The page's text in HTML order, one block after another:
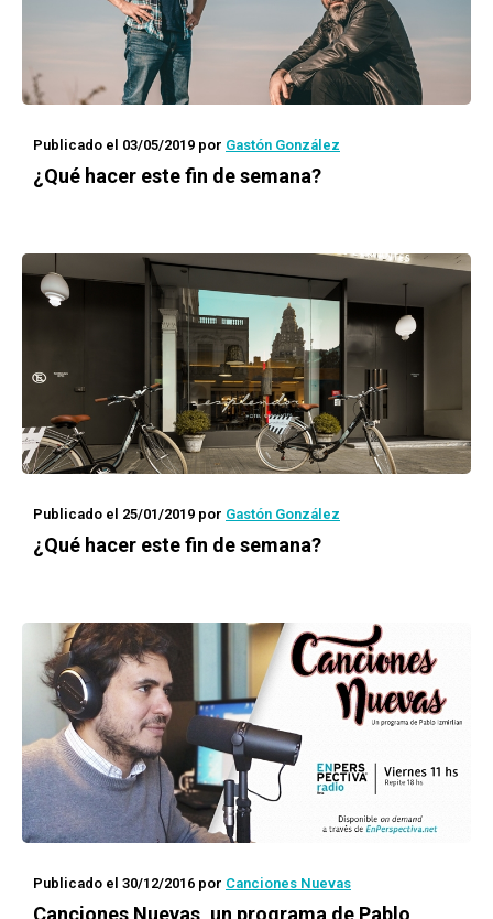
Publicado el 03/05/2019 por Gastón González
¿Qué hacer este fin de semana?
Publicado el 25/01/2019 por Gastón González
¿Qué hacer este fin de semana?
Publicado el 30/12/2016 por Canciones Nuevas
Canciones Nuevas , un programa de Pablo